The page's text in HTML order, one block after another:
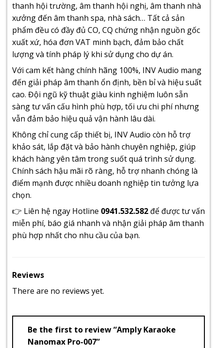
thanh hội trường, âm thanh hội nghị, âm thanh nhà
xưởng đến âm thanh spa, nhà sách… Tất cả sản
phẩm đều có đầy đủ CO, CQ chứng nhận nguồn gốc
xuất xứ, hóa đơn VAT minh bạch, đảm bảo chất
lượng và tính pháp lý khi sử dụng cho dự án.
Với cam kết hàng chính hãng 100%, INV Audio mang
đến giải pháp âm thanh ổn định, bền bỉ và hiệu suất
cao. Đội ngũ kỹ thuật giàu kinh nghiệm luôn sẵn
sàng tư vấn cấu hình phù hợp, tối ưu chi phí nhưng
vẫn đảm bảo hiệu quả vận hành lâu dài.
Không chỉ cung cấp thiết bị, INV Audio còn hỗ trợ
khảo sát, lắp đặt và bảo hành chuyên nghiệp, giúp
khách hàng yên tâm trong suốt quá trình sử dụng.
Chính sách hậu mãi rõ ràng, hỗ trợ nhanh chóng là
điểm mạnh được nhiều doanh nghiệp tin tưởng lựa
chọn.
👉 Liên hệ ngay Hotline 0941.532.582 để được tư vấn
miễn phí, báo giá nhanh và nhận giải pháp âm thanh
phù hợp nhất cho nhu cầu của bạn.
Reviews
There are no reviews yet.
Be the first to review “Amply Karaoke
Nanomax Pro-007”